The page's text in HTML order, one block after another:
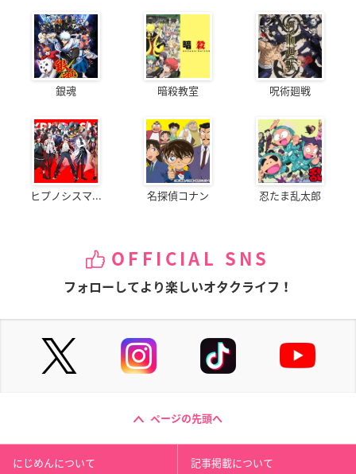
銀魂 暗殺教室 呪術廻戦
ヒプノシスマ... 名探偵コナン 忍たま乱太郎
OFFICIAL SNS
フォローしてより楽しいオタクライフ！
ページの先頭へ
にじめんについて 記事掲載について